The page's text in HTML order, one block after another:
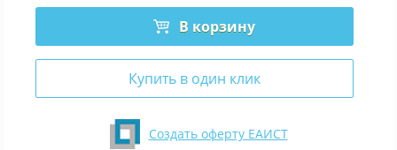
В корзину
Купить в один клик
Создать оферту ЕАИСТ